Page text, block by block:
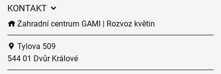
KONTAKT
Zahradní centrum GAMI | Rozvoz květin
Tylova 509
544 01 Dvůr Králové